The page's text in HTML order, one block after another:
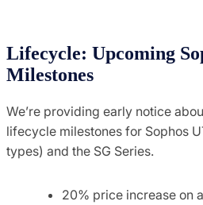
Lifecycle: Upcoming
Milestones
We’re providing early notice
lifecycle milestones for Sophos
types) and the SG Series.
20% price increase on